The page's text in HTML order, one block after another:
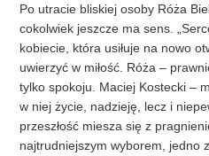
Po utracie bliskiej osoby Róża
cokolwiek jeszcze ma sens.
kobiecie, która usiłuje na nowo
uwierzyć w miłość. Róża –
tylko spokoju. Maciej Kostecki –
w niej życie, nadzieję, lecz i
przeszłość miesza się z
najtrudniejszym wyborem, jedno